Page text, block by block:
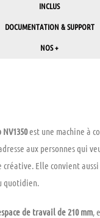
INCLUS
DOCUMENTATION & SUPPORT
NOS +
est une machine à
aux personnes qui
créative. Elle convient
quotidien.
de travail de 210 mm,